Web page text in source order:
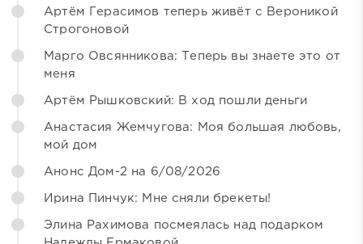
Артём Герасимов теперь живёт с Вероникой
Строгоновой
Марго Овсянникова: Теперь вы знаете это от
меня
Артём Рышковский: В ход пошли деньги
Анастасия Жемчугова: Моя большая любовь,
мой дом
Анонс Дом-2 на 6/08/2026
Ирина Пинчук: Мне сняли брекеты!
Элина Рахимова посмеялась над подарком